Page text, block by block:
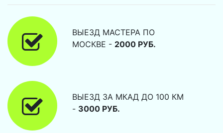
ВЫЕЗД МАСТЕРА ПО
МОСКВЕ - 2000 РУБ.
ВЫЕЗД ЗА МКАД ДО 100 КМ
- 3000 РУБ.